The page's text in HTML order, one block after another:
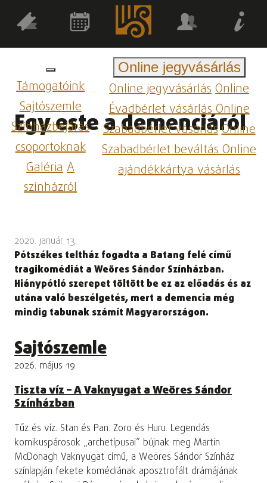
Támogatóink
Sajtószemle
Színházbejárás
csoportoknak
GalériaA
színházról
Online jegyvásárlás
Online jegyvásárlásOnline
Évadbérlet vásárlásOnline
Szabadbérlet vásárlásOnline
Szabadbérlet beváltásOnline
ajándékkártya vásárlás
Egy este a demenciáról
2020. január 13.
Pótszékes teltház fogadta a Batang felé című
tragikomédiát a Weöres Sándor Színházban.
Hiánypótló szerepet töltött be ez az előadás és az
utána való beszélgetés, mert a demencia még
mindig tabunak számít Magyarországon.
Sajtószemle
2026. május 19.
Tiszta víz – A Vaknyugat a Weöres Sándor
Színházban
Tűz és víz. Stan és Pan. Zoro és Huru. Legendás
komikuspárosok „archetípusai” bújnak meg Martin
McDonagh Vaknyugat című, a Weöres Sándor Színház
színlapján fekete komédiának aposztrofált drámájának